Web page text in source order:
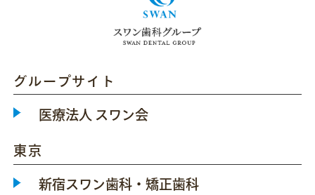
グループサイト
医療法人 スワン会
東京
新宿スワン歯科・矯正歯科